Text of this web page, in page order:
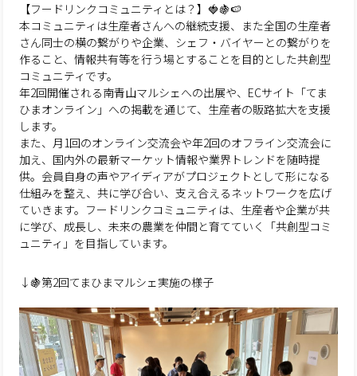
【フードリンクコミュニティとは？】🍓🍇🍉
本コミュニティは生産者さんへの継続支援、また全国の生産者
さん同士の横の繋がりや企業、シェフ・バイヤーとの繋がりを
作ること、情報共有等を行う場とすることを目的とした共創型
コミュニティです。
年2回開催される南青山マルシェへの出展や、ECサイト「てま
ひまオンライン」への掲載を通じて、生産者の販路拡大を支援
します。
また、月1回のオンライン交流会や年2回のオフライン交流会に
加え、国内外の最新マーケット情報や業界トレンドを随時提
供。会員自身の声やアイディアがプロジェクトとして形になる
仕組みを整え、共に学び合い、支え合えるネットワークを広げ
ていきます。フードリンクコミュニティは、生産者や企業が共
に学び、成長し、未来の農業を仲間と育てていく「共創型コミ
ュニティ」を目指しています。
↓🍇第2回てまひまマルシェ実施の様子